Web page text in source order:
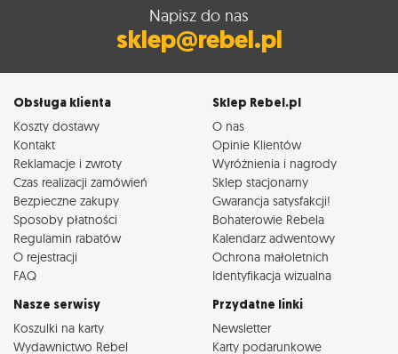
Napisz do nas
sklep@rebel.pl
Obsługa klienta
Koszty dostawy
Kontakt
Reklamacje i zwroty
Czas realizacji zamówień
Bezpieczne zakupy
Sposoby płatności
Regulamin rabatów
O rejestracji
FAQ
Sklep Rebel.pl
O nas
Opinie Klientów
Wyróżnienia i nagrody
Sklep stacjonarny
Gwarancja satysfakcji!
Bohaterowie Rebela
Kalendarz adwentowy
Ochrona małoletnich
Identyfikacja wizualna
Nasze serwisy
Koszulki na karty
Wydawnictwo Rebel
Przydatne linki
Newsletter
Karty podarunkowe